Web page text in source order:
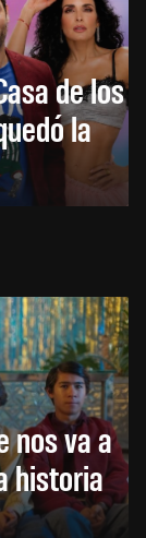
de los
la
nos va a
historia